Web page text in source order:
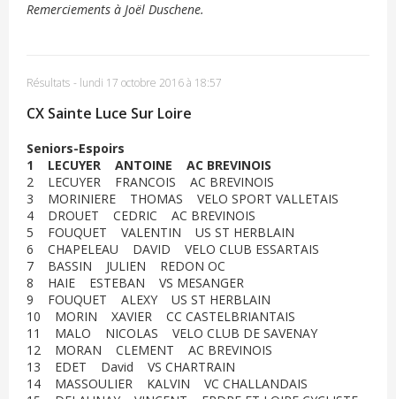
Remerciements à Joël Duschene.
Résultats - lundi 17 octobre 2016 à 18:57
CX Sainte Luce Sur Loire
Seniors-Espoirs
1 LECUYER ANTOINE AC BREVINOIS
2 LECUYER FRANCOIS AC BREVINOIS
3 MORINIERE THOMAS VELO SPORT VALLETAIS
4 DROUET CEDRIC AC BREVINOIS
5 FOUQUET VALENTIN US ST HERBLAIN
6 CHAPELEAU DAVID VELO CLUB ESSARTAIS
7 BASSIN JULIEN REDON OC
8 HAIE ESTEBAN VS MESANGER
9 FOUQUET ALEXY US ST HERBLAIN
10 MORIN XAVIER CC CASTELBRIANTAIS
11 MALO NICOLAS VELO CLUB DE SAVENAY
12 MORAN CLEMENT AC BREVINOIS
13 EDET David VS CHARTRAIN
14 MASSOULIER KALVIN VC CHALLANDAIS